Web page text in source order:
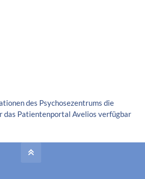
des Psychosezentrums die
das Patientenportal Avelios verfügbar